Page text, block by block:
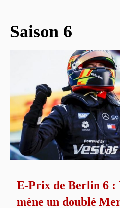
Saison 6
E-Prix de Berlin 6 :
mène un doublé